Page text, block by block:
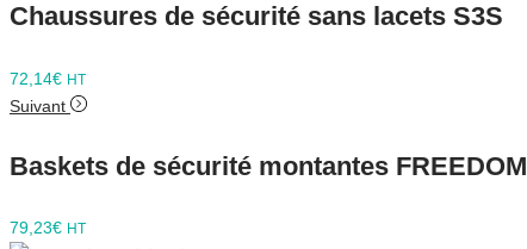
Chaussures de sécurité sans lacets S3S
72,14€ HT
Suivant
Baskets de sécurité montantes FREEDOM
79,23€ HT